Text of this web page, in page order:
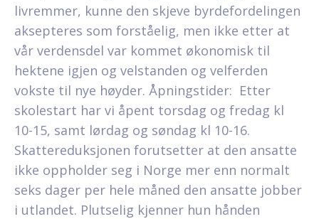
livremmer, kunne den skjeve byrdefordelingen
aksepteres som forståelig, men ikke etter at
vår verdensdel var kommet økonomisk til
hektene igjen og velstanden og velferden
vokste til nye høyder. Åpningstider: ‍ Etter
skolestart har vi åpent torsdag og fredag kl
10-15, samt lørdag og søndag kl 10-16.
Skattereduksjonen forutsetter at den ansatte
ikke oppholder seg i Norge mer enn normalt
seks dager per hele måned den ansatte jobber
i utlandet. Plutselig kjenner hun hånden